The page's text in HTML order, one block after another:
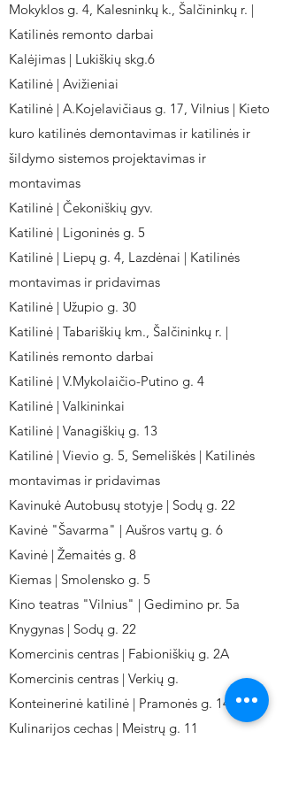
Mokyklos g. 4, Kalesninkų k., Šalčininkų r. |
Katilinės remonto darbai
Kalėjimas | Lukiškių skg.6
Katilinė | Avižieniai
Katilinė | A.Kojelavičiaus g. 17, Vilnius | Kieto
kuro katilinės demontavimas ir katilinės ir
šildymo sistemos projektavimas ir
montavimas
Katilinė | Čekoniškių gyv.
Katilinė | Ligoninės g. 5
Katilinė | Liepų g. 4, Lazdėnai | Katilinės
montavimas ir pridavimas
Katilinė | Užupio g. 30
Katilinė | Tabariškių km., Šalčininkų r. |
Katilinės remonto darbai
Katilinė | V.Mykolaičio-Putino g. 4
Katilinė | Valkininkai
Katilinė | Vanagiškių g. 13
Katilinė | Vievio g. 5, Semeliškės | Katilinės
montavimas ir pridavimas
Kavinukė Autobusų stotyje | Sodų g. 22
Kavinė "Šavarma" | Aušros vartų g. 6
Kavinė | Žemaitės g. 8
Kiemas | Smolensko g. 5
Kino teatras "Vilnius" | Gedimino pr. 5a
Knygynas | Sodų g. 22
Komercinis centras | Fabioniškių g. 2A
Komercinis centras | Verkių g.
Konteinerinė katilinė | Pramonės g. 141
Kulinarijos cechas | Meistrų g. 11